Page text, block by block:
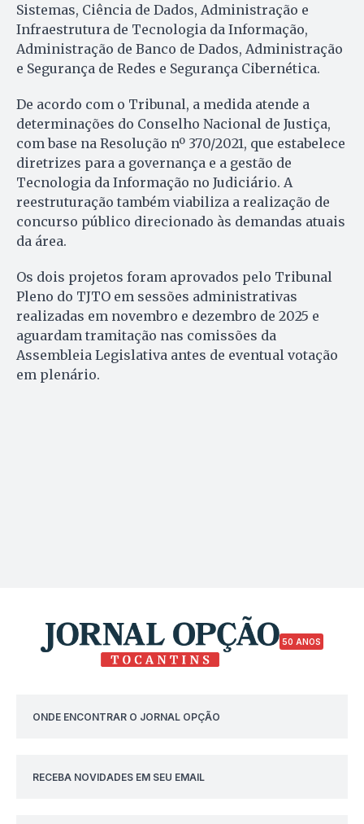
Sistemas, Ciência de Dados, Administração e
Infraestrutura de Tecnologia da Informação,
Administração de Banco de Dados, Administração
e Segurança de Redes e Segurança Cibernética.
De acordo com o Tribunal, a medida atende a
determinações do Conselho Nacional de Justiça,
com base na Resolução nº 370/2021, que estabelece
diretrizes para a governança e a gestão de
Tecnologia da Informação no Judiciário. A
reestruturação também viabiliza a realização de
concurso público direcionado às demandas atuais
da área.
Os dois projetos foram aprovados pelo Tribunal
Pleno do TJTO em sessões administrativas
realizadas em novembro e dezembro de 2025 e
aguardam tramitação nas comissões da
Assembleia Legislativa antes de eventual votação
em plenário.
50 ANOS
ONDE ENCONTRAR O JORNAL OPÇÃO
RECEBA NOVIDADES EM SEU EMAIL